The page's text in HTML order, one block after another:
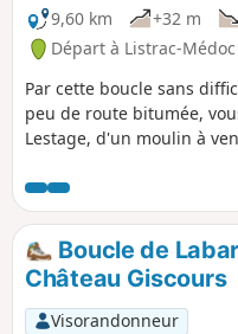
9,60 km
+32 m
Départ à Listrac-
Par cette boucle sans
peu de route bitumée,
Lestage, d'un moulin à
Boucle de
Château Giscours
Visorandonneur